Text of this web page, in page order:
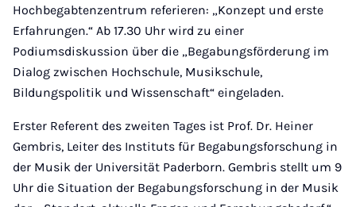
Hochbegabtenzentrum referieren: „Konzept und erste
Erfahrungen.“ Ab 17.30 Uhr wird zu einer
Podiumsdiskussion über die „Begabungsförderung im
Dialog zwischen Hochschule, Musikschule,
Bildungspolitik und Wissenschaft“ eingeladen.
Erster Referent des zweiten Tages ist Prof. Dr. Heiner
Gembris, Leiter des Instituts für Begabungsforschung in
der Musik der Universität Paderborn. Gembris stellt um 9
Uhr die Situation der Begabungsforschung in der Musik